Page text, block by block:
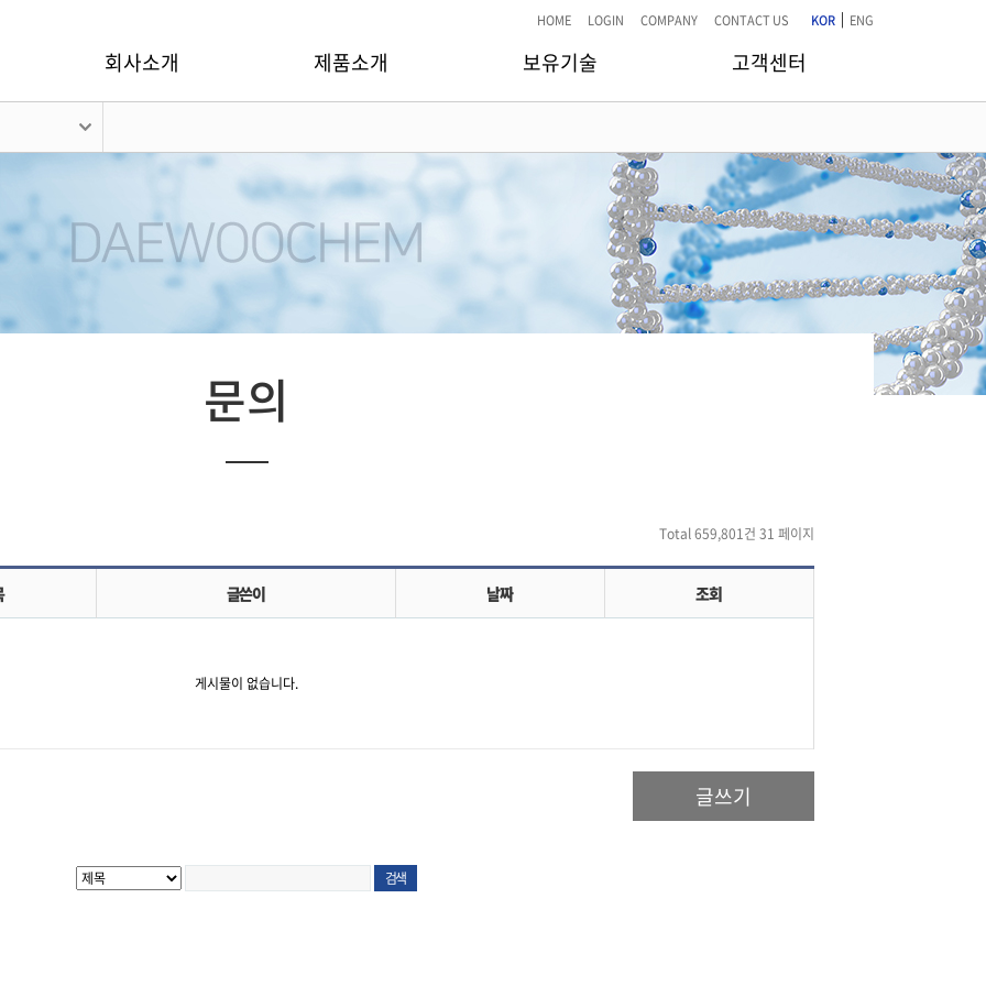
HOME LOGIN COMPANY CONTACT US KOR | ENG
회사소개 제품소개 보유기술 고객센터
문의
Total 659,801건 31 페이지
글쓴이 날짜 조회
게시물이 없습니다.
글쓰기